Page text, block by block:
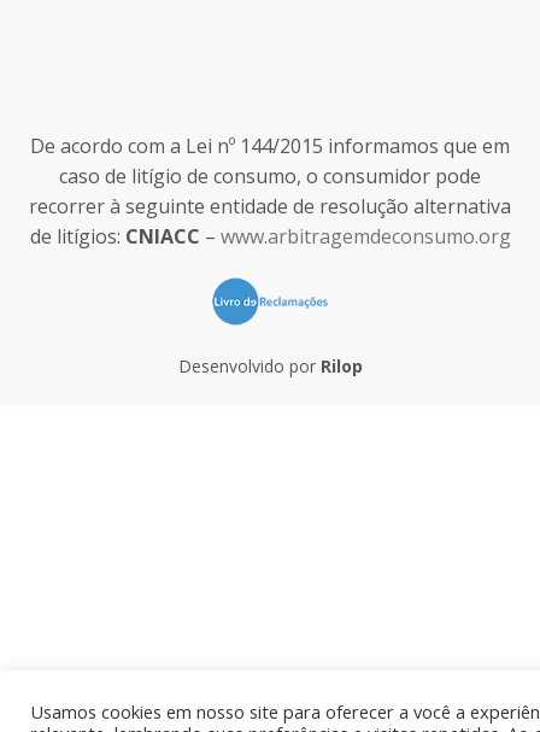
Usamos cookies em nosso site para oferecer a você a
De acordo com a Lei nº 144/2015 informamos que em
caso de litígio de consumo, o consumidor pode
recorrer à seguinte entidade de resolução alternativa
de litígios: CNIACC – www.arbitragemdeconsumo.org
Desenvolvido por Rilop